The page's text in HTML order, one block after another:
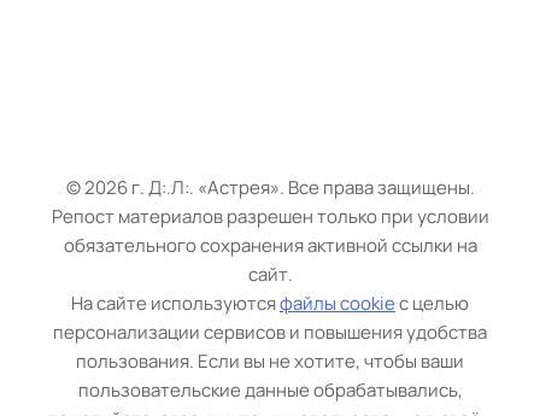
©2026 г.Д:.Л:. «Астрея». Все права защищены.
Репост материалов разрешен только при условии
обязательного сохранения активной ссылки на
сайт.
На сайте используютсяфайлы cookieс целью
персонализации сервисов и повышения удобства
пользования. Если вы не хотите, чтобы ваши
пользовательские данные обрабатывались,